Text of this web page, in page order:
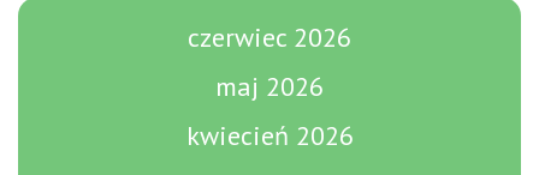
czerwiec 2026
maj 2026
kwiecień 2026